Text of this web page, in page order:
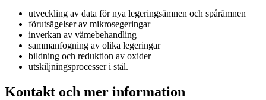
utveckling av data för nya legeringsämnen och spårämnen
förutsägelser av mikrosegeringar
inverkan av vämebehandling
sammanfogning av olika legeringar
bildning och reduktion av oxider
utskiljningsprocesser i stål.
Kontakt och mer information